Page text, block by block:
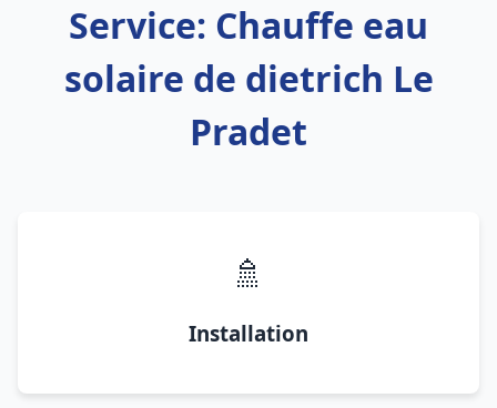
Service: Chauffe eau
solaire de dietrich Le
Pradet
🚿
Installation